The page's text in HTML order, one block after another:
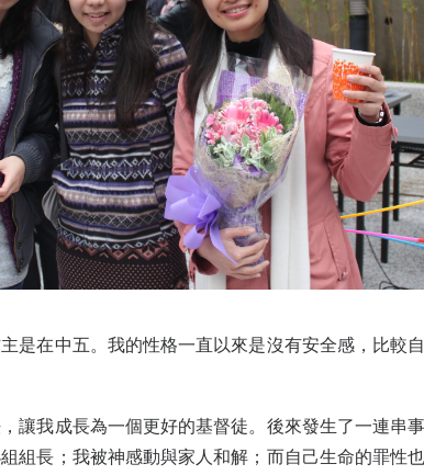
是在中五。我的性格一直以來是沒有安全感，比較
讓我成長為一個更好的基督徒。後來發生了一連串
組長；我被神感動與家人和解；而自己生命的罪性